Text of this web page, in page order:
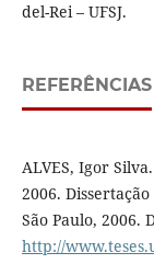
del-Rei – UFSJ.
REFERÊNCIAS
ALVES, Igor
2006.
São Paulo, 2006.
http://